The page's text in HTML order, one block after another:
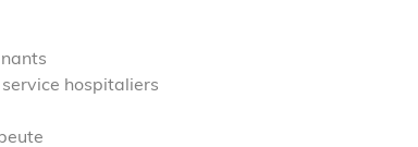
hospitaliers